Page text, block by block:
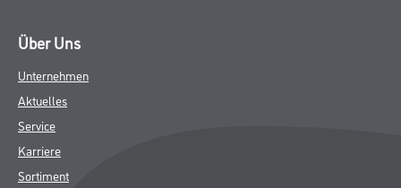
Über Uns
Unternehmen
Aktuelles
Service
Karriere
Sortiment